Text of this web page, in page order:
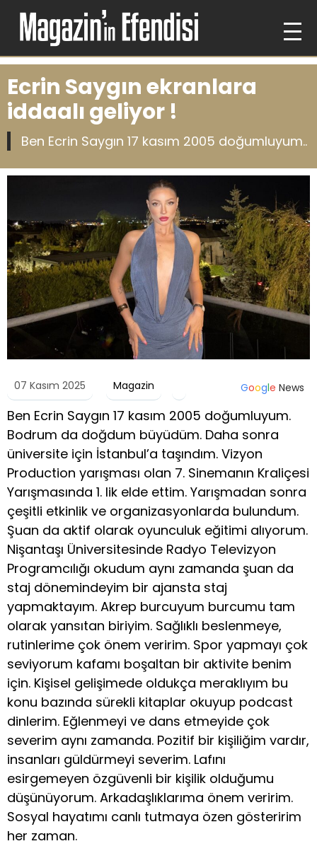
Ecrin Saygın ekranlara
iddaalı geliyor !
Ben Ecrin Saygın 17 kasım 2005 doğumluyum..
07 Kasım 2025 Magazin Google News
Ben Ecrin Saygın 17 kasım 2005 doğumluyum.
Bodrum da doğdum büyüdüm. Daha sonra
üniversite için İstanbul’a taşındım. Vizyon
Production yarışması olan 7. Sinemanın Kraliçesi
Yarışmasında 1. lik elde ettim. Yarışmadan sonra
çeşitli etkinlik ve organizasyonlarda bulundum.
Şuan da aktif olarak oyunculuk eğitimi alıyorum.
Nişantaşı Üniversitesinde Radyo Televizyon
Programcılığı okudum aynı zamanda şuan da
staj dönemindeyim bir ajansta staj
yapmaktayım. Akrep burcuyum burcumu tam
olarak yansıtan biriyim. Sağlıklı beslenmeye,
rutinlerime çok önem veririm. Spor yapmayı çok
seviyorum kafamı boşaltan bir aktivite benim
için. Kişisel gelişimede oldukça meraklıyım bu
konu bazında sürekli kitaplar okuyup podcast
dinlerim. Eğlenmeyi ve dans etmeyide çok
severim aynı zamanda. Pozitif bir kişiliğim vardır,
insanları güldürmeyi severim. Lafını
esirgemeyen özgüvenli bir kişilik olduğumu
düşünüyorum. Arkadaşlıklarıma önem veririm.
Sosyal hayatımı canlı tutmaya özen gösteririm
her zaman.